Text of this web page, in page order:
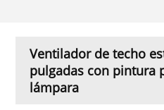
Ventilador de techo
pulgadas con pintura
lámpara